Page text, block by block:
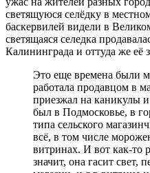
светящуюся селёдку в
баскервилей видели в
светящаяся селедка
Калининграда и оттуда же её
Это еще времена были
работала продавцом в
приезжал на каникулы
был в Подмосковье, в
типа сельского
всё, в том числе
витринах. И вот как-то
значит, она гасит свет,